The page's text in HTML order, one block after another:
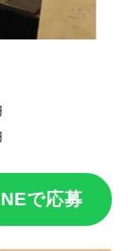
で応募